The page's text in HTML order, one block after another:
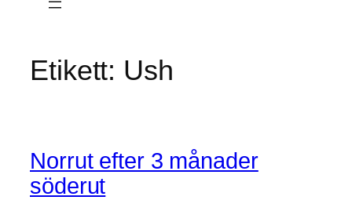
Etikett: Ush
Norrut efter 3 månader
söderut